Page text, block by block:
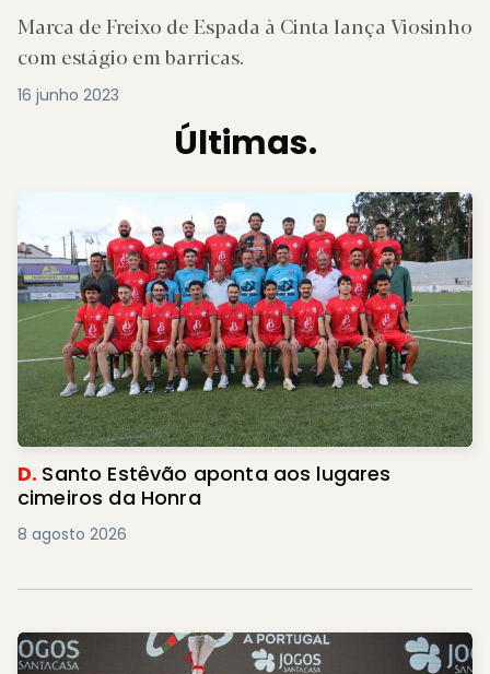
Marca de Freixo de Espada à Cinta lança Viosinho
com estágio em barricas.
16 junho 2023
Últimas.
D. Santo Estêvão aponta aos lugares
cimeiros da Honra
8 agosto 2026